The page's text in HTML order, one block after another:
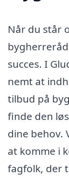
Når du står
succes. I
nemt at
tilbud på
finde den
dine behov.
at komme i
fagfolk, der